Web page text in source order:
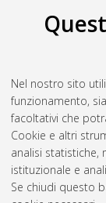
Nel nostro sito
funzionamento,
facoltativi che
Cookie e altri
analisi statistiche,
istituzionale e
Se chiudi questo
,
Università di
Ciclo. DOI
Questa lista